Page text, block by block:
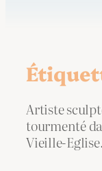
Artiste
tourmenté
Vieille-Eglise.